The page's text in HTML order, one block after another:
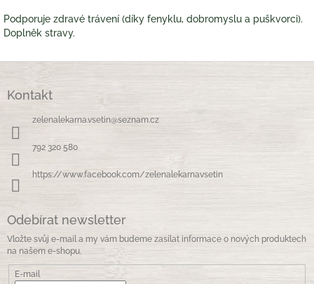
Podporuje zdravé trávení (díky fenyklu, dobromyslu a puškvorci).
Doplněk stravy.
Kontakt
zelenalekarna.vsetin@seznam.cz
792 320 580
https://www.facebook.com/zelenalekarnavsetin
Odebírat newsletter
Vložte svůj e-mail a my vám budeme zasílat informace o nových produktech
na našem e-shopu.
E-mail